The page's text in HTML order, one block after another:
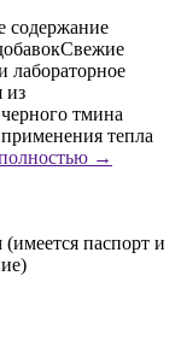
содержание
лабораторное
из
тмина
тепла
→
паспорт и